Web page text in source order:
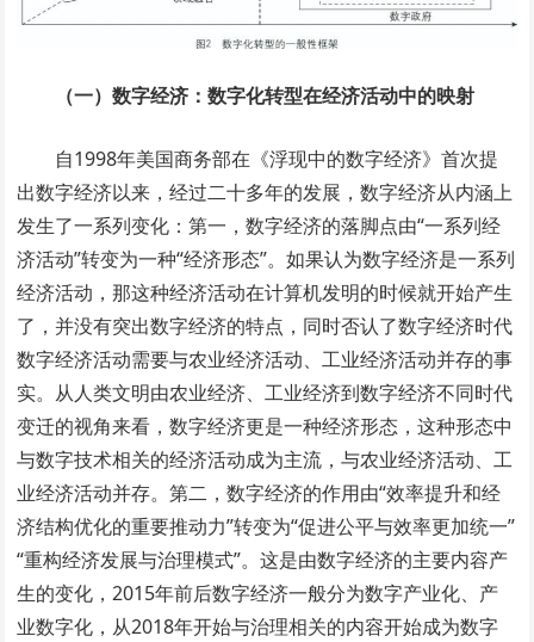
（一）数字经济：数字化转型在经济活动中的映射
自1998年美国商务部在《浮现中的数字经济》首次提
出数字经济以来，经过二十多年的发展，数字经济从内涵上
发生了一系列变化：第一，数字经济的落脚点由“一系列经
济活动”转变为一种“经济形态”。如果认为数字经济是一系列
经济活动，那这种经济活动在计算机发明的时候就开始产生
了，并没有突出数字经济的特点，同时否认了数字经济时代
数字经济活动需要与农业经济活动、工业经济活动并存的事
实。从人类文明由农业经济、工业经济到数字经济不同时代
变迁的视角来看，数字经济更是一种经济形态，这种形态中
与数字技术相关的经济活动成为主流，与农业经济活动、工
业经济活动并存。第二，数字经济的作用由“效率提升和经
济结构优化的重要推动力”转变为“促进公平与效率更加统一”
“重构经济发展与治理模式”。这是由数字经济的主要内容产
生的变化，2015年前后数字经济一般分为数字产业化、产
业数字化，从2018年开始与治理相关的内容开始成为数字